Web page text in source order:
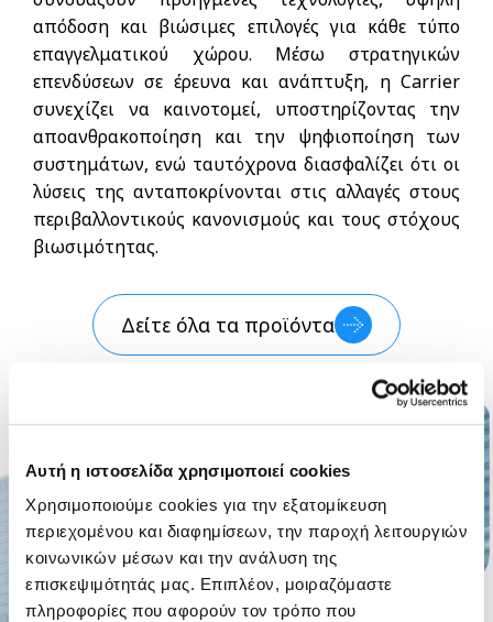
Αυτή η ιστοσελίδα χρησιμοποιεί cookies
Χρησιμοποιούμε cookies για την εξατομίκευση
περιεχομένου και διαφημίσεων, την παροχή λειτουργιών
κοινωνικών μέσων και την ανάλυση της
επισκεψιμότητάς μας. Επιπλέον, μοιραζόμαστε
πληροφορίες που αφορούν τον τρόπο που
απόδοση και βιώσιμες επιλογές για κάθε τύπο
επαγγελματικού χώρου. Μέσω στρατηγικών
επενδύσεων σε έρευνα και ανάπτυξη, η Carrier
συνεχίζει να καινοτομεί, υποστηρίζοντας την
αποανθρακοποίηση και την ψηφιοποίηση των
συστημάτων, ενώ ταυτόχρονα διασφαλίζει ότι οι
λύσεις της ανταποκρίνονται στις αλλαγές στους
περιβαλλοντικούς κανονισμούς και τους στόχους
βιωσιμότητας.
Δείτε όλα τα προϊόντα